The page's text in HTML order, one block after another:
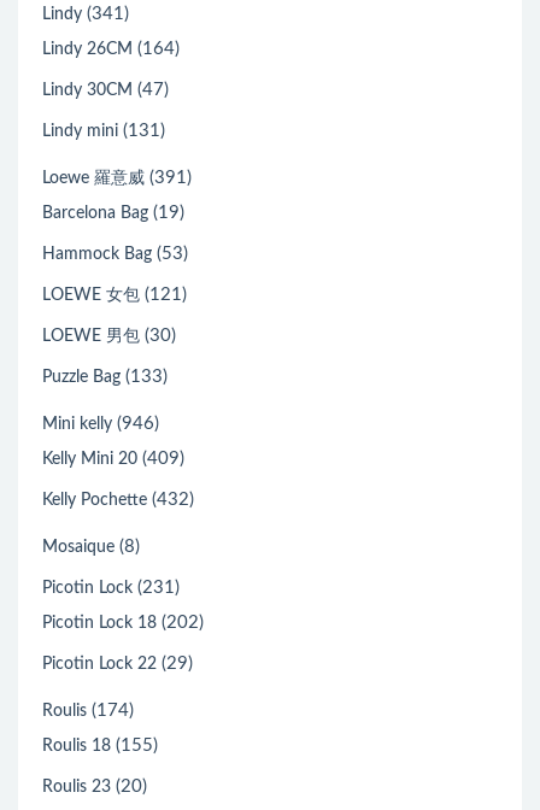
Lindy (341)
Lindy 26CM (164)
Lindy 30CM (47)
Lindy mini (131)
Loewe 羅意威 (391)
Barcelona Bag (19)
Hammock Bag (53)
LOEWE 女包 (121)
LOEWE 男包 (30)
Puzzle Bag (133)
Mini kelly (946)
Kelly Mini 20 (409)
Kelly Pochette (432)
Mosaique (8)
Picotin Lock (231)
Picotin Lock 18 (202)
Picotin Lock 22 (29)
Roulis (174)
Roulis 18 (155)
Roulis 23 (20)